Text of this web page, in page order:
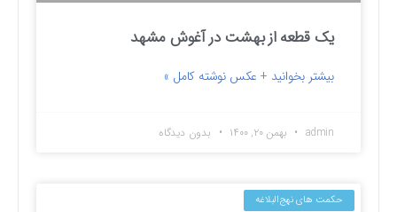
یک قطعه از بهشت در آغوش مشهد
بیشتر بخوانید + عکس نوشته کامل »
admin بهمن ۲۰, ۱۴۰۰ بدون دیدگاه
حکمت های نهج‌البلاغه